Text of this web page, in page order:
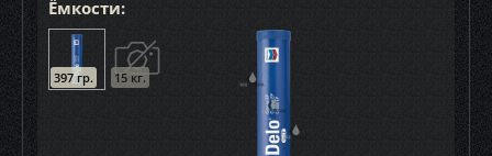
Ёмкости:
397 гр. 15 кг.